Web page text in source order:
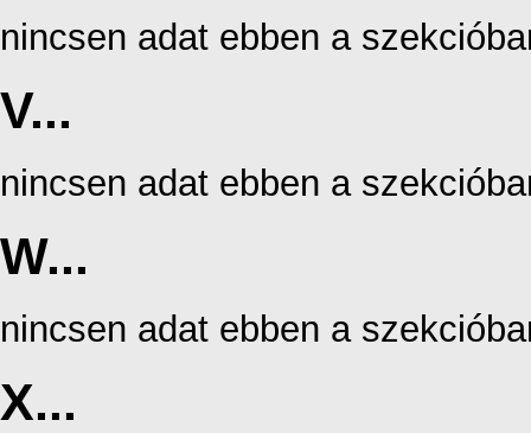
nincsen adat ebben a
V...
nincsen adat ebben a
W...
nincsen adat ebben a
X...